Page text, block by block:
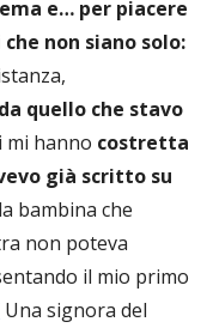
e… per piacere
non siano solo:
quello che stavo
mi hanno costretta
già scritto su
bambina che
non poteva
il mio primo
Una signora del